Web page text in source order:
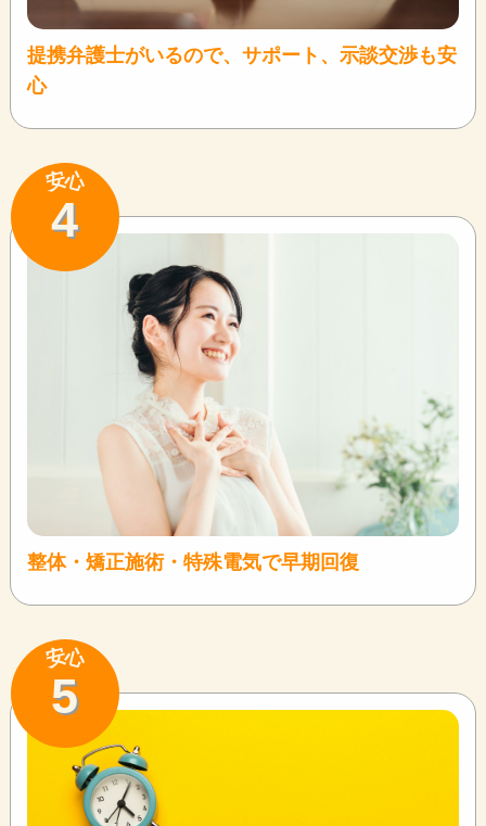
提携弁護士がいるので、サポート、示談交渉も安
心
安心
4
整体・矯正施術・特殊電気で早期回復
安心
5